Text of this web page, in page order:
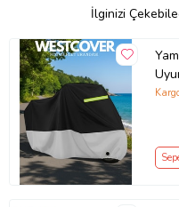
Triumph Street Twin Uyumlu
Güvenli Teslimat
Siparişleriniz darbe emici
görmeyecek şekilde
Müşteri memnuniyeti
Ürün Kodu:kcm45688322
İlginizi